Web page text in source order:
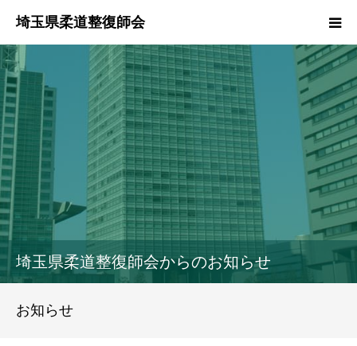
埼玉県柔道整復師会からのお知らせ
お知らせ
本会のご紹介
情報公開
柔道整復師とは
接骨院・整骨院検索